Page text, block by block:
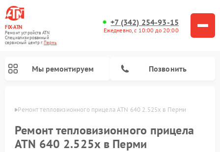
FIX-ATN
Ремонт устройств ATN
Специализированный
cервисный центр г.Пермь
+7 (342) 254-93-15
Ежедневно, с 10:00 до 20:00
Мы ремонтируем Позвонить
Ремонт тепловизионного прицела ATN 640 2.525x в Перми
Ремонт тепловизионного прицела
ATN 640 2.525x в Перми